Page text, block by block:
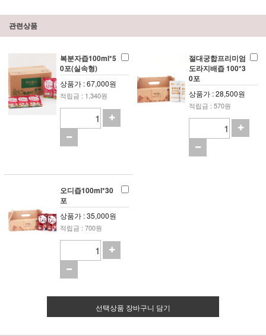
관련상품
복분자즙100ml*5
0포(실속형)
상품가 : 67,000원
적립금 : 1,340원
절대궁합프리미엄
도라지배즙 100*3
0포
상품가 : 28,500원
적립금 : 570원
오디즙100ml*30
포
상품가 : 35,000원
적립금 : 700원
선택상품 장바구니 담기